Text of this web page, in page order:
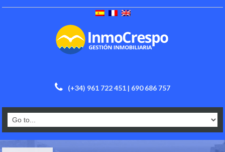
(+34) 961 722 451 | 690 686 757